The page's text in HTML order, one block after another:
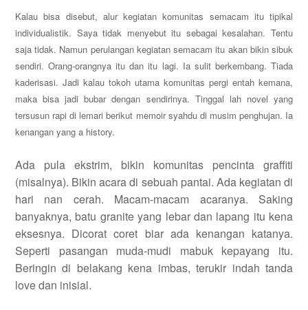
Kalau bisa disebut, alur kegiatan komunitas semacam itu tipikal
individualistik. Saya tidak menyebut itu sebagai kesalahan. Tentu
saja tidak. Namun perulangan kegiatan semacam itu akan bikin sibuk
sendiri. Orang-orangnya itu dan itu lagi. Ia sulit berkembang. Tiada
kaderisasi. Jadi kalau tokoh utama komunitas pergi entah kemana,
maka bisa jadi bubar dengan sendirinya. Tinggal lah novel yang
tersusun rapi di lemari berikut memoir syahdu di musim penghujan. Ia
kenangan yang a history.
Ada pula ekstrim, bikin komunitas pencinta graffiti
(misalnya). Bikin acara di sebuah pantai. Ada kegiatan di
hari nan cerah. Macam-macam acaranya. Saking
banyaknya, batu granite yang lebar dan lapang itu kena
eksesnya. Dicorat coret biar ada kenangan katanya.
Seperti pasangan
muda-mudi mabuk kepayang itu.
Beringin di belakang kena imbas, terukir indah tanda
love dan inisial.